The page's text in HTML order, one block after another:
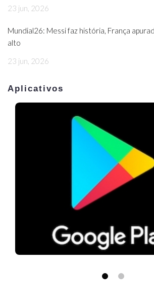
23 jun, 2026
Mundial26: Messi faz história, França
alto
23 jun, 2026
Aplicativos